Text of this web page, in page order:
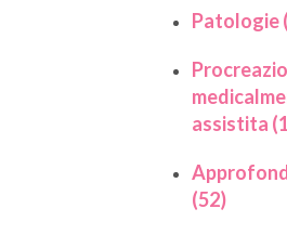
Patologie
assistita
(52)